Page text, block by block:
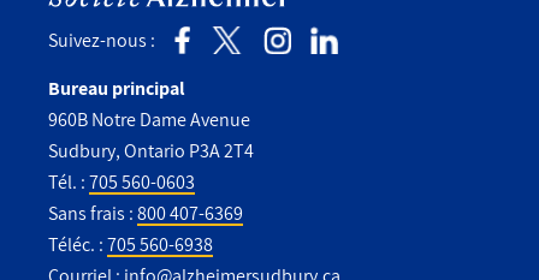
Suivez-nous :
Bureau principal
960B Notre Dame Avenue
Sudbury, Ontario P3A 2T4
Tél. :705 560-0603
Sans frais :800 407-6369
Téléc. :705 560-6938